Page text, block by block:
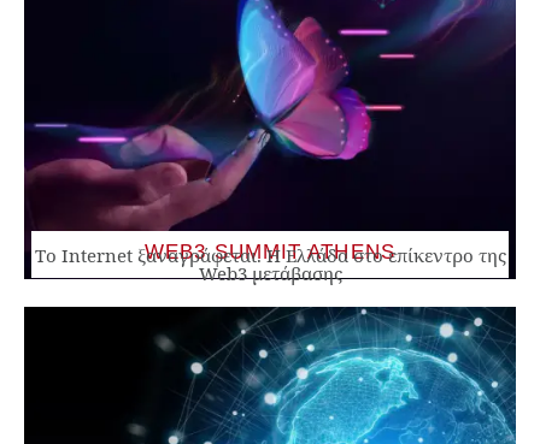
WEB3 SUMMIT ATHENS
Το Internet ξαναγράφεται. Η Ελλάδα στο επίκεντρο της
Web3 μετάβασης